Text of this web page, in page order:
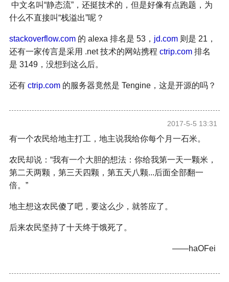
中文名叫“静态流”，还挺技术的，但是好像有点跑题，为
什么不直接叫“栈溢出”呢？
stackoverflow.com的 alexa 排名是 53， jd.com则是 21，
还有一家传言是采用 .net 技术的网站携程 ctrip.com排名
是 3149，没想到这么后。
还有 ctrip.com的服务器竟然是 Tengine，这是开源的吗？
2017-5-5 13:31
有一个农民给地主打工，地主说我给你每个月一石米。
农民却说：“我有一个大胆的想法：你给我第一天一颗米，
第二天两颗，第三天四颗，第五天八颗...后面全部翻一
倍。”
地主想这农民傻了吧，要这么少，就答应了。
后来农民坚持了十天终于饿死了。
——haOFei